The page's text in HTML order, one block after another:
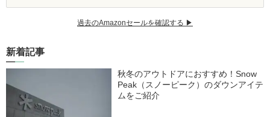
過去のAmazonセールを確認する ▶︎
新着記事
秋冬のアウトドアにおすすめ！Snow
Peak（スノーピーク）のダウンアイテ
ムをご紹介